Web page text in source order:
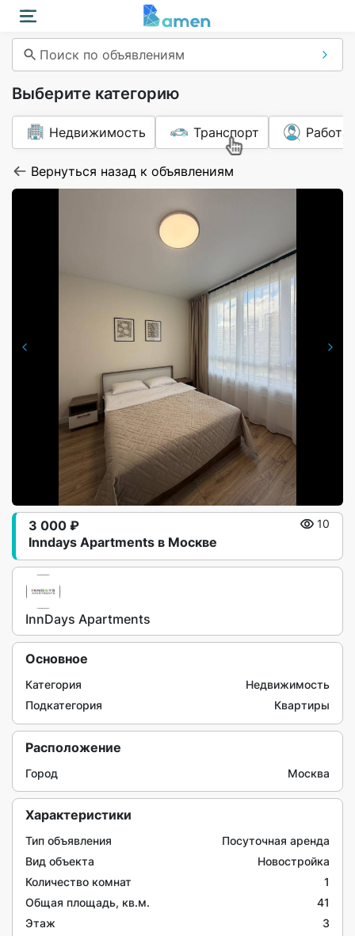
Поиск по объявлениям
Выберите категорию
Недвижимость Транспорт Работа
Вернуться назад к объявлениям
Inndays Apartments в Москве
3 000 ₽ 10
InnDays Apartments
Основное
Категория
Недвижимость
Подкатегория
Квартиры
Расположение
Город Москва
Характеристики
Тип объявления
Посуточная аренда
Вид объекта
Новостройка
Количество комнат
1
Общая площадь, кв.м.
41
Этаж
3